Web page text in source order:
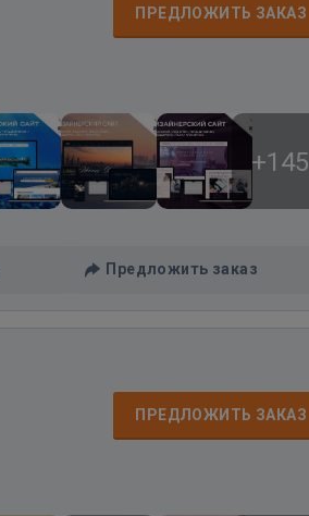
ПРЕДЛОЖИТЬ ЗАКАЗ
+145
Предложить заказ
ПРЕДЛОЖИТЬ ЗАКАЗ